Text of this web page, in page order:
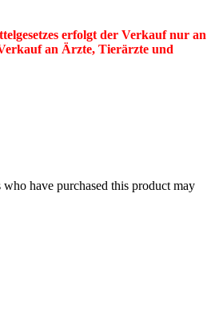
erfolgt der Verkauf nur an
an Ärzte, Tierärzte und
have purchased this product may